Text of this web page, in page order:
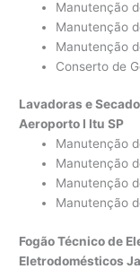
Manutenção
Manutenção
Manutenção
Conserto de
Lavadoras e
Aeroporto I Itu SP
Manutenção
Manutenção
Manutenção
Manutenção
Fogão Técnico de
Eletrodomésticos